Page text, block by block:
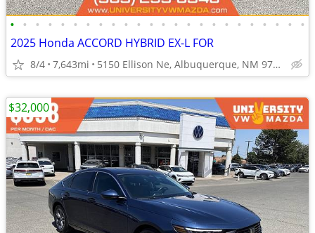
• • • • • • • • • • • • • • • • • • • • • • • •
2025 Honda ACCORD HYBRID EX-L FOR
8/4 7,643mi 5150 Ellison Ne, Albuquerque, NM 97109
$32,000